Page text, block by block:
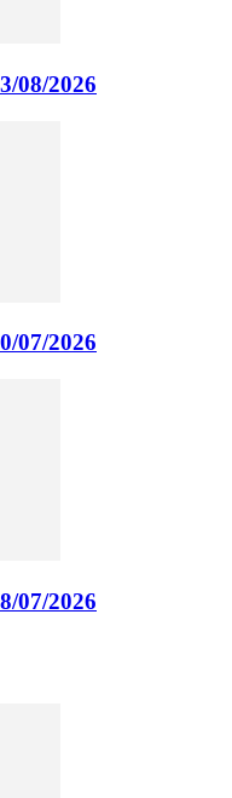
08/2026
07/2026
07/2026